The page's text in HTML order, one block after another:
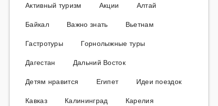
Активный туризм Акции
Алтай
Байкал
Важно знать
Вьетнам
Гастротуры
Горнолыжные туры
Дагестан
Дальний Восток
Детям нравится
Египет
Идеи поездок
Кавказ
Калининград
Карелия